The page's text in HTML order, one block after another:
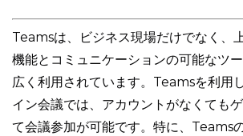
Teamsは、ビジネス現場だけでなく、
機能とコミュニケーションの可能なツ
広く利用されています。Teamsを利用
イン会議では、アカウントがなくても
て会議参加が可能です。特に、Teams